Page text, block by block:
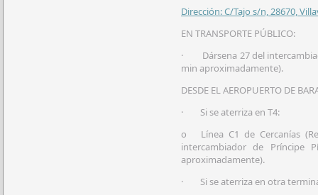
Dirección: C/Tajo s/n, 28670,
EN TRANSPORTE PÚBLICO:
· Dársena 27 del
min aproximadamente).
DESDE EL AEROPUERTO DE
· Si se aterriza en T4:
o Línea C1 de Cercanías
intercambiador de
aproximadamente).
· Si se aterriza en otra